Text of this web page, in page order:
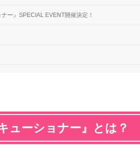
ー』SPECIAL EVENT開催決定！
ューショナー』とは？